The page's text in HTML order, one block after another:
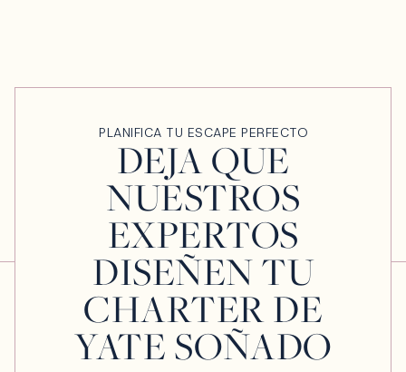
PLANIFICA TU ESCAPE PERFECTO
DEJA QUE
NUESTROS
EXPERTOS
DISEÑEN TU
CHARTER DE
YATE SOÑADO